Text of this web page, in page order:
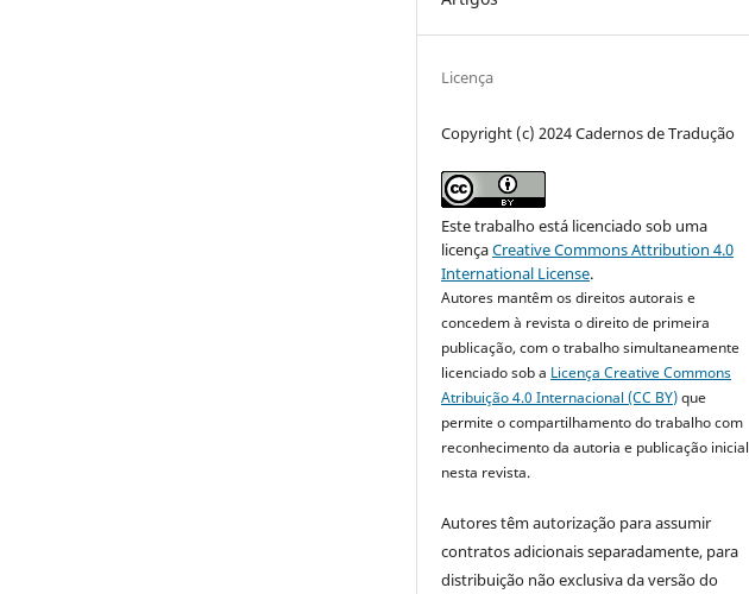
Licença
Copyright (c) 2024 Cadernos de Tradução
Este trabalho está licenciado sob uma
licençaCreative Commons Attribution 4.0
International License.
Autores mantêm os direitos autorais e
concedem à revista o direito de primeira
publicação, com o trabalho simultaneamente
licenciado sob a Licença Creative Commons
Atribuição 4.0 Internacional (CC BY)que
permite o compartilhamento do trabalho com
reconhecimento da autoria e publicação inicial
nesta revista.
Autores têm autorização para assumir
contratos adicionais separadamente, para
distribuição não exclusiva da versão do